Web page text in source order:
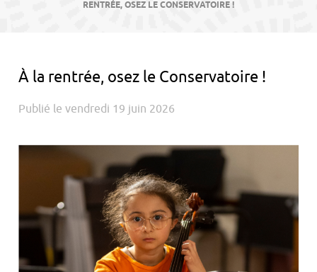
RENTRÉE, OSEZ LE CONSERVATOIRE !
À la rentrée, osez le Conservatoire !
Publié le vendredi 19 juin 2026